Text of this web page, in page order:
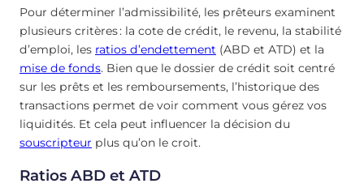
Pour déterminer l’admissibilité, les prêteurs examinent
plusieurs critères : la cote de crédit, le revenu, la stabilité
d’emploi, les ratios d’endettement (ABD et ATD) et la
mise de fonds. Bien que le dossier de crédit soit centré
sur les prêts et les remboursements, l’historique des
transactions permet de voir comment vous gérez vos
liquidités. Et cela peut influencer la décision du
souscripteur plus qu’on le croit.
Ratios ABD et ATD